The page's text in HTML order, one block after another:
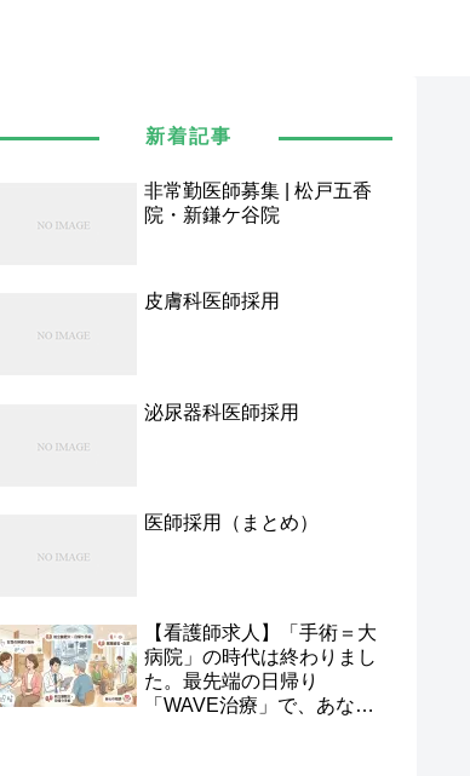
新着記事
非常勤医師募集 | 松戸五香
院・新鎌ケ谷院
皮膚科医師採用
泌尿器科医師採用
医師採用（まとめ）
【看護師求人】「手術＝大
病院」の時代は終わりまし
た。最先端の日帰り
「WAVE治療」で、あなた